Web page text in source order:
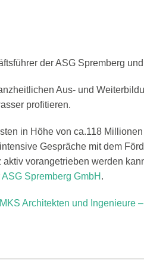
der ASG Spremberg
Aus- und
profitieren.
in Höhe von ca.118
Gespräche mit dem
aktiv vorangetrieben werden
ASG Spremberg GmbH .
MKS Architekten und Ingenieure